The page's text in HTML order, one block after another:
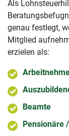
Als
genau festlegt,
Mitglied
erzielen als:
Beamte
Pensionäre